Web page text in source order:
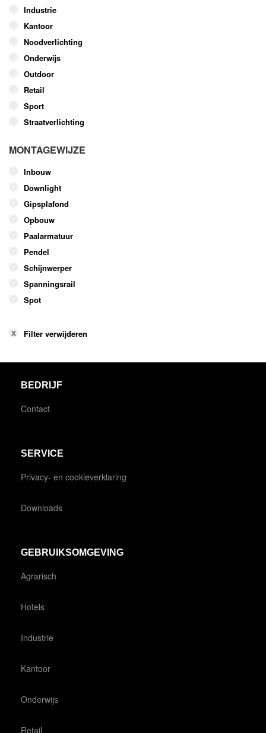
productpagina
Industrie
Kantoor
Noodverlichting
Onderwijs
Outdoor
Retail
Sport
Straatverlichting
MONTAGEWIJZE
Inbouw
Downlight
Gipsplafond
Opbouw
Paalarmatuur
Pendel
Schijnwerper
Spanningsrail
Spot
Filter verwijderen
BEDRIJF
Contact
SERVICE
Privacy- en cookieverklaring
Downloads
GEBRUIKSOMGEVING
Agrarisch
Hotels
Industrie
Kantoor
Onderwijs
Retail